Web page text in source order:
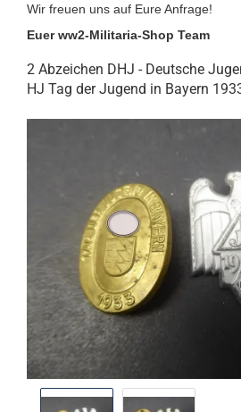
Wir freuen uns auf Eure Anfrage!
Euer ww2-Militaria-Shop Team
2 Abzeichen DHJ - Deutsche
HJ Tag der Jugend in Bayern